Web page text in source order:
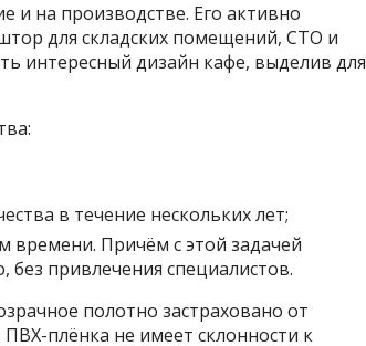
и на производстве. Его активно
для складских помещений, СТО и
интересный дизайн кафе, выделив для
в течение нескольких лет;
Причём с этой задачей
привлечения специалистов.
полотно застраховано от
плёнка не имеет склонности к